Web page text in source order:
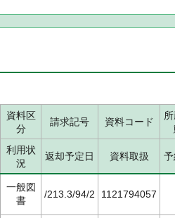
資料区
分
請求記号 資料コード
利用状
況
返却予定日 資料取扱
一般図
書
/213.3/94/2 1121794057